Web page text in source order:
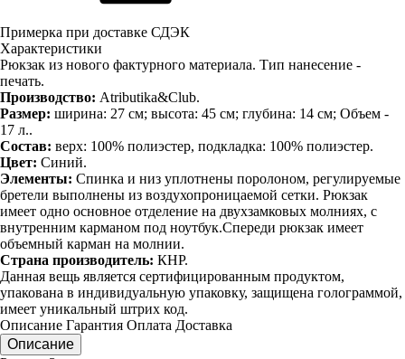
Примерка при доставке СДЭК
Характеристики
Рюкзак из нового фактурного материала. Тип нанесение -
печать.
Производство: Atributika&Club.
Размер: ширина: 27 см; высота: 45 см; глубина: 14 см; Объем -
17 л..
Состав: верх: 100% полиэстер, подкладка: 100% полиэстер.
Цвет: Синий.
Элементы: Спинка и низ уплотнены поролоном, регулируемые
бретели выполнены из воздухопроницаемой сетки. Рюкзак
имеет одно основное отделение на двухзамковых молниях, с
внутренним карманом под ноутбук.Спереди рюкзак имеет
объемный карман на молнии.
Страна производитель: КНР.
Данная вещь является сертифицированным продуктом,
упакована в индивидуальную упаковку, защищена голограммой,
имеет уникальный штрих код.
Описание Гарантия Оплата Доставка
Описание